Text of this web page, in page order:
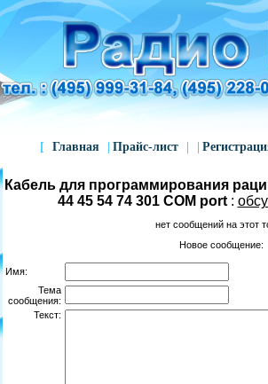
[ Главная Прайс-лист
Кабель для программирования
44 45 54 74 301 COM port:
нет сообщений на этот
Новое сообщение:
Имя:
Тема
сообщения:
Текст: